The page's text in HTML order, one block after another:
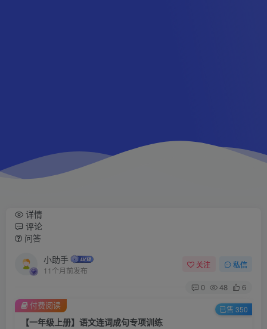
详情
评论
问答
小助手
11个月前发布
关注 私信
0 48 6
【一年级上册】语文连词成句专项训练
付费阅读 已售 350